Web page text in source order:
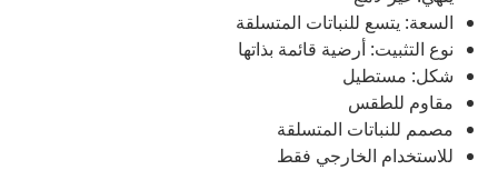
السعة: يتسع للنباتات المتسلقة
نوع التثبيت: أرضية قائمة بذاتها
شكل: مستطيل
مقاوم للطقس
مصمم للنباتات المتسلقة
للاستخدام الخارجي فقط